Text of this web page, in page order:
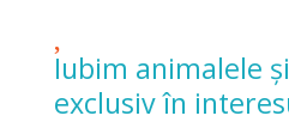
Iubim animalele
exclusiv în